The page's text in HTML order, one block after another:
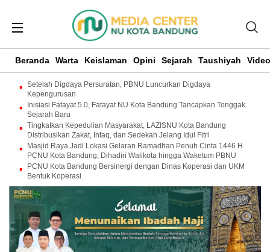
Beranda Warta Keislaman Opini Sejarah Taushiyah Video
Setelah Digdaya Persuratan, PBNU Luncurkan Digdaya
Kepengurusan
Inisiasi Fatayat 5.0, Fatayat NU Kota Bandung Tancapkan Tonggak
Sejarah Baru
Tingkatkan Kepedulian Masyarakat, LAZISNU Kota Bandung
Distribusikan Zakat, Infaq, dan Sedekah Jelang Idul Fitri
Masjid Raya Jadi Lokasi Gelaran Ramadhan Penuh Cinta 1446 H
PCNU Kota Bandung; Dihadiri Walikota hingga Waketum PBNU
PCNU Kota Bandung Bersinergi dengan Dinas Koperasi dan UKM
Bentuk Koperasi